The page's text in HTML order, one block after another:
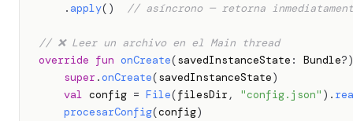
. apply( ) // asíncrono — retorna
// ❌ Leer un archivo en el Main thread
override fun onCreate(savedInstanceState : Bundle?)
super .onCreate(savedInstanceState)
val config = File(filesDir , "config.json" ) .
procesarConfig(config)